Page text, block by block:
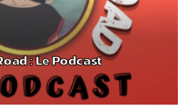
: Le Podcast